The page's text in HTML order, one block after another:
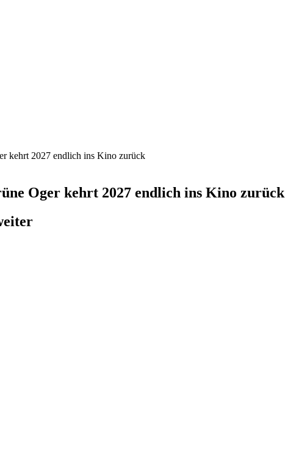
kehrt 2027 endlich ins Kino zurück
Oger kehrt 2027 endlich ins Kino zurück